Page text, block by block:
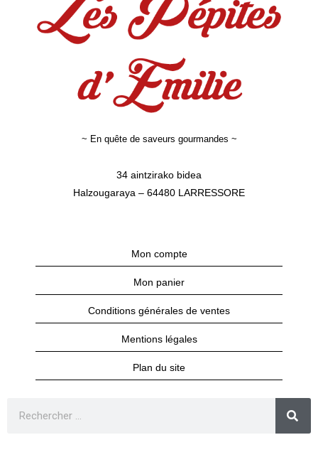
~ En quête de saveurs gourmandes ~
34 aintzirako bidea
Halzougaraya – 64480 LARRESSORE
Mon compte
Mon panier
Conditions générales de ventes
Mentions légales
Plan du site